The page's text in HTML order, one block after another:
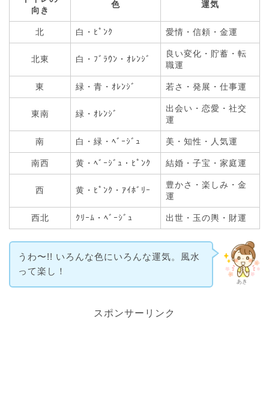
向き
色 運気
北 白・ﾋﾟﾝｸ 愛情・信頼・金運
北東 白・ﾌﾞﾗｳﾝ・ｵﾚﾝｼﾞ
良い変化・貯蓄・転
職運
東 緑・青・ｵﾚﾝｼﾞ 若さ・発展・仕事運
東南 緑・ｵﾚﾝｼﾞ
出会い・恋愛・社交
運
南 白・緑・ﾍﾞｰｼﾞｭ 美・知性・人気運
南西 黄・ﾍﾞｰｼﾞｭ・ﾋﾟﾝｸ 結婚・子宝・家庭運
西 黄・ﾋﾟﾝｸ・ｱｲﾎﾞﾘｰ
豊かさ・楽しみ・金
運
西北 ｸﾘｰﾑ・ﾍﾞｰｼﾞｭ 出世・玉の輿・財運
あき
うわ〜!! いろんな色にいろんな運気。風水
って楽し！
スポンサーリンク